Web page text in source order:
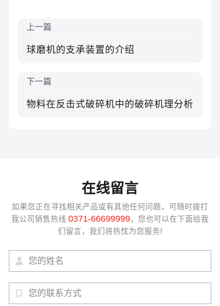
上一篇
球磨机的支承装置的介绍
下一篇
物料在反击式破碎机中的破碎机理分析
在线留言
如果您正在寻找相关产品或有其他任何问题，可随时拨打
我公司销售热线 0371-66699999，您也可以在下面给我
们留言，我们将热忱为您服务!